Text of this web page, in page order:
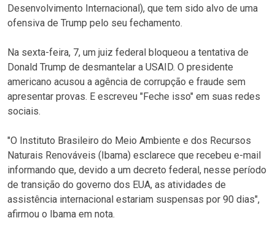
Desenvolvimento Internacional), que tem sido alvo de uma
ofensiva de Trump pelo seu fechamento.
Na sexta-feira, 7, um juiz federal bloqueou a tentativa de
Donald Trump de desmantelar a USAID. O presidente
americano acusou a agência de corrupção e fraude sem
apresentar provas. E escreveu "Feche isso" em suas redes
sociais.
"O Instituto Brasileiro do Meio Ambiente e dos Recursos
Naturais Renováveis (Ibama) esclarece que recebeu e-mail
informando que, devido a um decreto federal, nesse período
de transição do governo dos EUA, as atividades de
assistência internacional estariam suspensas por 90 dias",
afirmou o Ibama em nota.